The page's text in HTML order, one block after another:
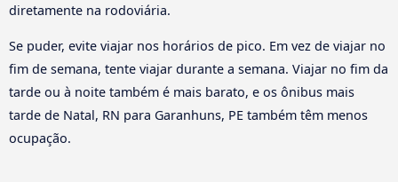
diretamente na rodoviária.
Se puder, evite viajar nos horários de pico. Em vez de viajar no
fim de semana, tente viajar durante a semana. Viajar no fim da
tarde ou à noite também é mais barato, e os ônibus mais
tarde de Natal, RN para Garanhuns, PE também têm menos
ocupação.